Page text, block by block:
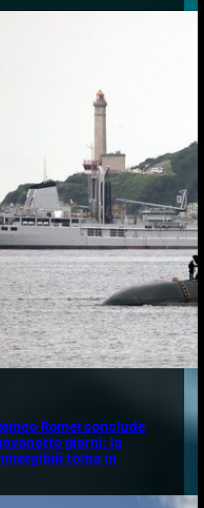
Romei conclude
giorni: la
torna in